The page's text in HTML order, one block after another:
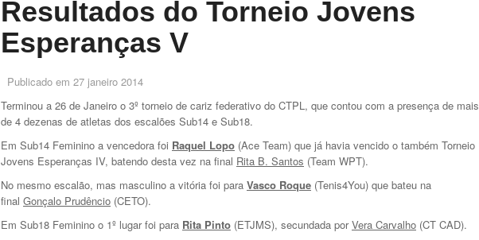
Resultados do Torneio Jovens
Esperanças V
Publicado em 27 janeiro 2014
Terminou a 26 de Janeiro o 3º torneio de cariz federativo do CTPL, que contou com a presença de mais
de 4 dezenas de atletas dos escalões Sub14 e Sub18.
Em Sub14 Feminino a vencedora foi Raquel Lopo (Ace Team) que já havia vencido o também Torneio
Jovens Esperanças IV, batendo desta vez na final Rita B. Santos (Team WPT).
No mesmo escalão, mas masculino a vitória foi para Vasco Roque (Tenis4You) que bateu na
final Gonçalo Prudêncio (CETO).
Em Sub18 Feminino o 1º lugar foi para Rita Pinto (ETJMS), secundada porVera Carvalho (CT CAD).